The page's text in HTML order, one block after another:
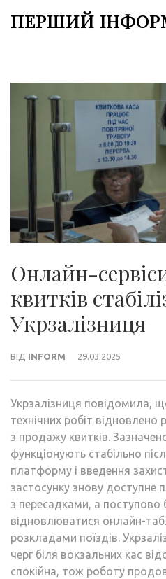
доПЕРШИЙ
Онлайн-
квитків
Укрзалізниця
ВІД INFORM 29.03.2025
Укрзалізниця повідомила,
технічних робіт відновлено
з продажу квитків.
функціонують стабільно
платформу і введення
застосунку знову доступне
з пересадками, а поступово
відновлюватися онлайн-
розкладами поїздів.
черг біля вокзальних кас
спокійна, тож роботу